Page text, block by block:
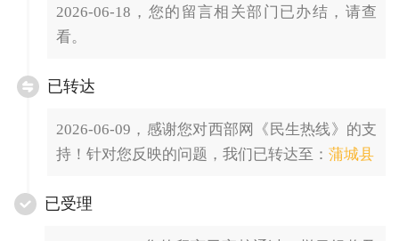
2026-06-18，您的留言相关部门已办结，请查
看。
已转达
2026-06-09，感谢您对西部网《民生热线》的支
持！针对您反映的问题，我们已转达至： 蒲城县
已受理